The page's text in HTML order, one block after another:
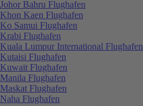
Johor Bahru Flughafen
Khon Kaen Flughafen
Ko Samui Flughafen
Krabi Flughafen
Kuala Lumpur International Flughafen
Kutaisi Flughafen
Kuwait Flughafen
Manila Flughafen
Maskat Flughafen
Naha Flughafen